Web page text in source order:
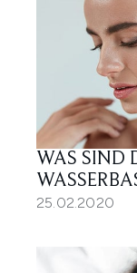
WAS SIND
25.02.2020